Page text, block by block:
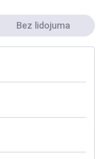
Bez lidojuma